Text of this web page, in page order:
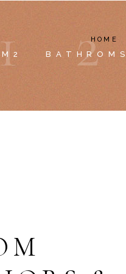
HOME
1 2
BATHROMS